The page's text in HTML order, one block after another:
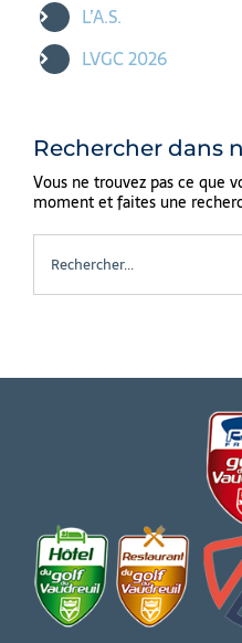
L’A.S.
LVGC 2026
Rechercher dans
Vous ne trouvez pas ce que
moment et faites une
Rechercher: